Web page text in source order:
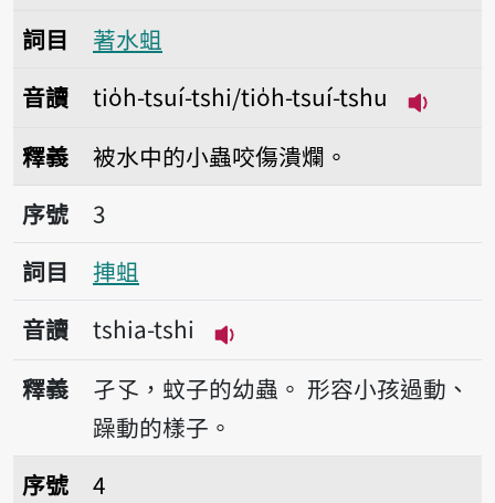
詞目
著水蛆
音讀
tio̍h-tsuí-tshi/tio̍h-tsuí-tshu
釋義
被水中的小蟲咬傷潰爛。
序號3捙蛆
序號
3
詞目
捙蛆
音讀
tshia-tshi
播放音讀tshia-tshi
釋義 孑孓，蚊子的幼蟲。 形容小孩過動、
躁動的樣子。
序號4水蛆
序號
4